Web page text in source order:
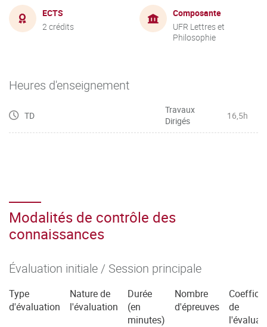
ECTS
2 crédits
Composante
UFR Lettres et
Philosophie
Heures d'enseignement
TD
Travaux
Dirigés
16,5h
Modalités de contrôle des
connaissances
Évaluation initiale / Session principale
Type
d'évaluation
Nature de
l'évaluation
Durée
(en
minutes)
Nombre
d'épreuves
de